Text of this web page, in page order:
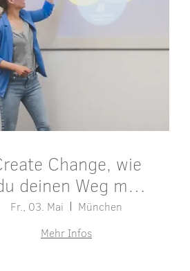
Change, wie
deinen Weg mit
Impact findest
Fr., 03. Mai
München
Mehr Infos